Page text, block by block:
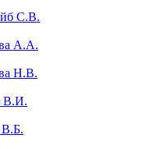
С.В.
А.А.
Н.В.
В.И.
В.Б.